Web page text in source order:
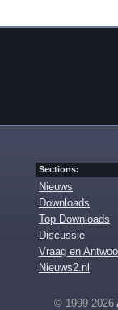
Sections:
Nieuws
Downloads
Top Downloads
Discussie
Vraag en
Nieuws2.nl
© 1999-2026